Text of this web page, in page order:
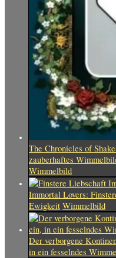
The Chronicles of
zauberhaftes
Wimmelbild
Immortal Lovers:
Ewigkeit Wimmelbild
Der verborgene
in ein fesselndes